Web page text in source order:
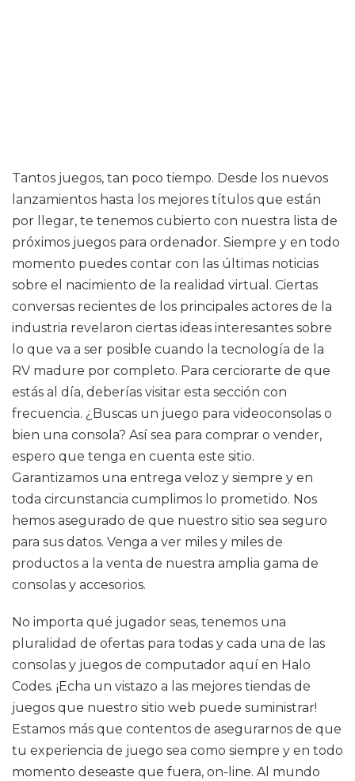
Tantos juegos, tan poco tiempo. Desde los nuevos
lanzamientos hasta los mejores títulos que están
por llegar, te tenemos cubierto con nuestra lista de
próximos juegos para ordenador. Siempre y en todo
momento puedes contar con las últimas noticias
sobre el nacimiento de la realidad virtual. Ciertas
conversas recientes de los principales actores de la
industria revelaron ciertas ideas interesantes sobre
lo que va a ser posible cuando la tecnología de la
RV madure por completo. Para cerciorarte de que
estás al día, deberías visitar esta sección con
frecuencia. ¿Buscas un juego para videoconsolas o
bien una consola? Así sea para comprar o vender,
espero que tenga en cuenta este sitio.
Garantizamos una entrega veloz y siempre y en
toda circunstancia cumplimos lo prometido. Nos
hemos asegurado de que nuestro sitio sea seguro
para sus datos. Venga a ver miles y miles de
productos a la venta de nuestra amplia gama de
consolas y accesorios.
No importa qué jugador seas, tenemos una
pluralidad de ofertas para todas y cada una de las
consolas y juegos de computador aquí en Halo
Codes. ¡Echa un vistazo a las mejores tiendas de
juegos que nuestro sitio web puede suministrar!
Estamos más que contentos de asegurarnos de que
tu experiencia de juego sea como siempre y en todo
momento deseaste que fuera, on-line. Al mundo